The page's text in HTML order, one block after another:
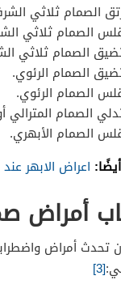
الصمام ثلاثي
الصمام ثلاثي
الصمام ثلاثي
الصمام الرئوي.
الصمام الرئوي.
الصمام المترالي
الصمام الأبهري.
اعراض الابهر
أمراض
تحدث أمراض
[3]